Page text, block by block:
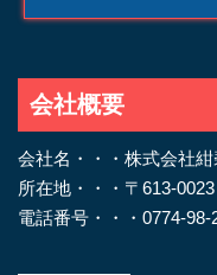
会社概要
会社名・・・株式会社紺
所在地・・・〒613-
電話番号・・・0774-98-